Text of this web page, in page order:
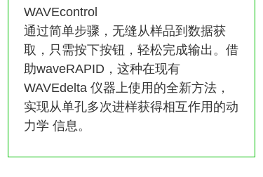
WAVEcontrol
通过简单步骤，无缝从样品到数据获
取，只需按下按钮，轻松完成输出。借
助waveRAPID，这种在现有
WAVEdelta 仪器上使用的全新方法，
实现从单孔多次进样获得相互作用的动
力学 信息。